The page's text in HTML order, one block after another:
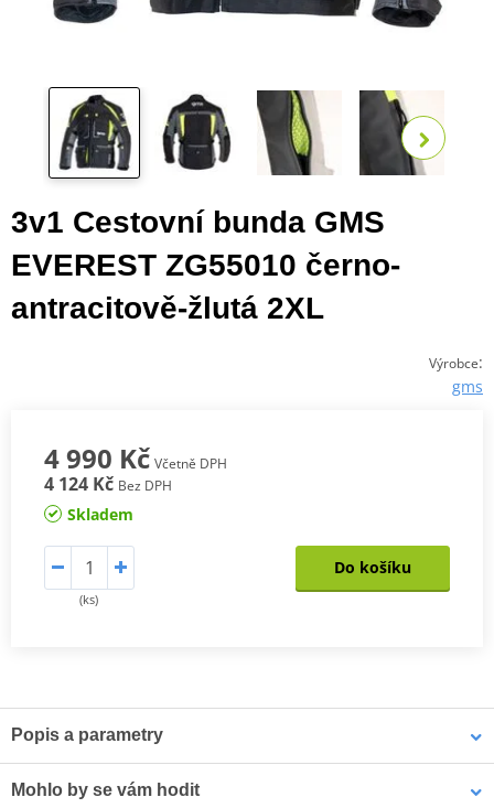
3v1 Cestovní bunda GMS
EVEREST ZG55010 černo-
antracitově-žlutá 2XL
Výrobce:
gms
4 990 Kč Včetně DPH
4 124 Kč Bez DPH
Skladem
(ks)
Do košíku
Popis a parametry
Mohlo by se vám hodit